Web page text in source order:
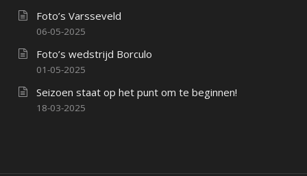
Foto’s Varsseveld
06-05-2025
Foto’s wedstrijd Borculo
01-05-2025
Seizoen staat op het punt om te beginnen!
18-03-2025